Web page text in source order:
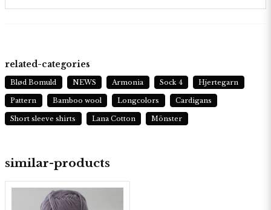
similar-products
related-categories
Blød Bomuld NEWS Armonia Sock 4 Hjertegarn
Pattern Bamboo wool Longcolors Cardigans
Short sleeve shirts Lana Cotton Mönster